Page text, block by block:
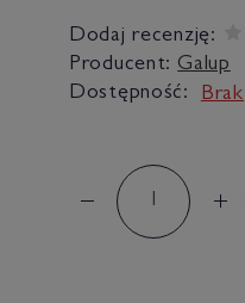
Dodaj recenzję:
Producent: Galup
Dostępność:
Brak